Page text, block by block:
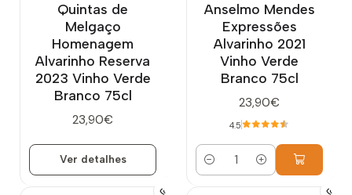
Quintas de
Melgaço
Homenagem
Alvarinho Reserva
2023 Vinho Verde
Branco 75cl
23,90€
Ver detalhes
Anselmo Mendes
Expressões
Alvarinho 2021
Vinho Verde
Branco 75cl
23,90€
4.5
Quantidade